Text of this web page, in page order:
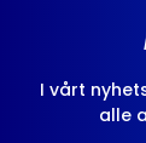
I vårt
alle